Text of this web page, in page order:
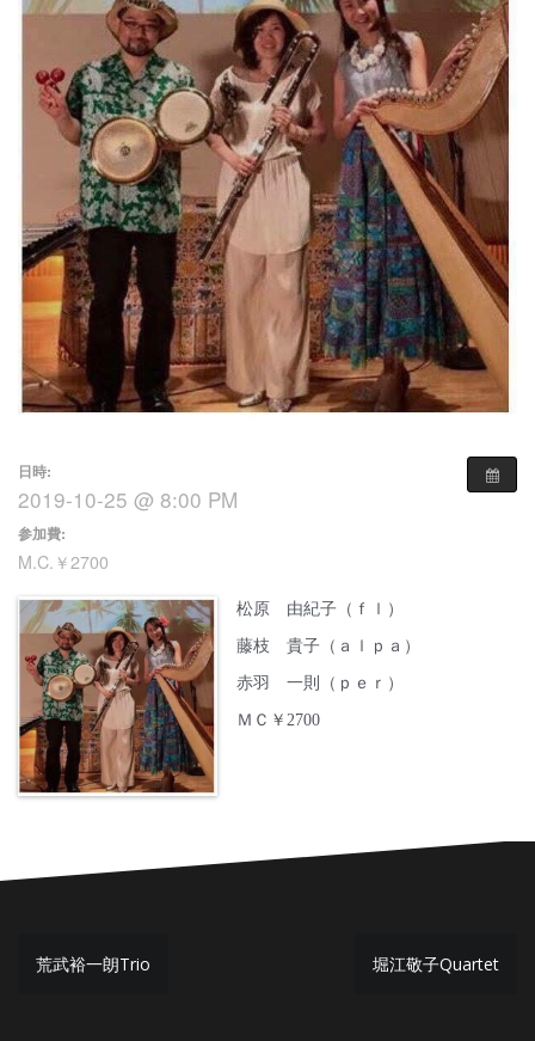
日時:
2019-10-25 @ 8:00 PM
参加費:
M.C.￥2700
松原 由紀子（ｆｌ）
藤枝 貴子（ａｌｐａ）
赤羽 一則（ｐｅｒ）
ＭＣ￥2700
投
荒武裕一朗Trio 堀江敬子Quartet